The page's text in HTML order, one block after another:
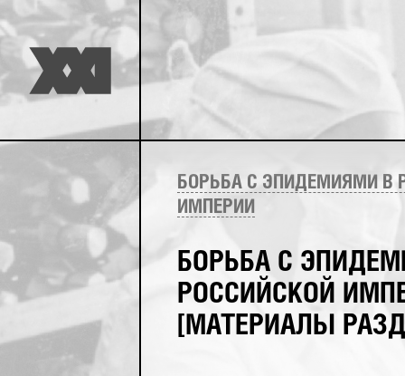
БОРЬБА С ЭПИДЕМИЯМИ В
ИМПЕРИИ
БОРЬБА С
РОССИЙСКОЙ
[МАТЕРИАЛЫ